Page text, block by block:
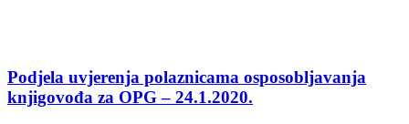
Podjela uvjerenja polaznicama osposobljavanja
knjigovođa za OPG – 24.1.2020.